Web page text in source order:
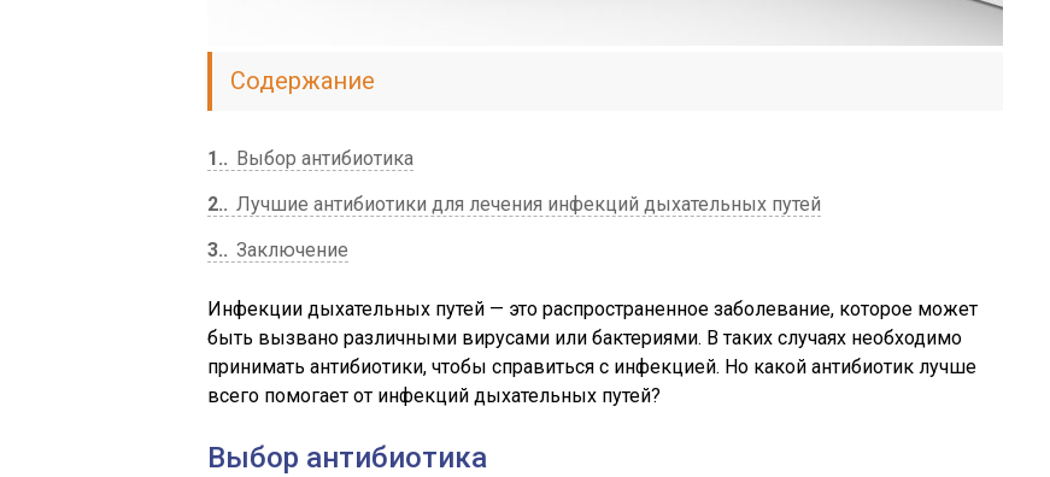
Содержание
1.
Выбор антибиотика
2.
Лучшие антибиотики для лечения инфекций дыхательных путей
3.
Заключение
Инфекции дыхательных путей — это распространенное заболевание, которое может
быть вызвано различными вирусами или бактериями. В таких случаях необходимо
принимать антибиотики, чтобы справиться с инфекцией. Но какой антибиотик лучше
всего помогает от инфекций дыхательных путей?
Выбор антибиотика